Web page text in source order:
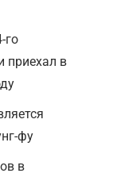
го
приехал в
фу
в